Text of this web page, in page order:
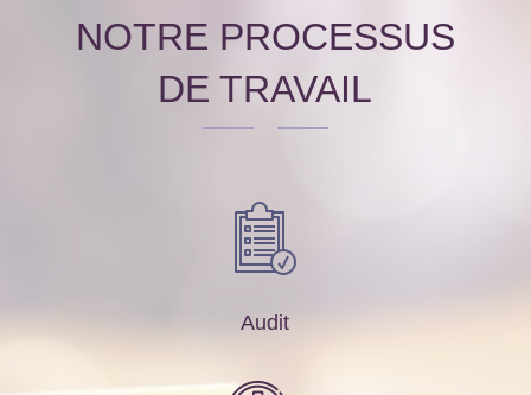
NOTRE PROCESSUS
DE TRAVAIL
Audit